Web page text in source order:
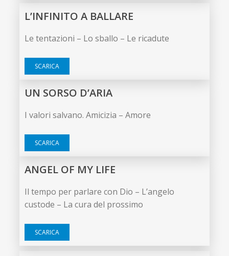
L’INFINITO A BALLARE
Le tentazioni – Lo sballo – Le ricadute
SCARICA
UN SORSO D’ARIA
I valori salvano. Amicizia – Amore
SCARICA
ANGEL OF MY LIFE
Il tempo per parlare con Dio – L’angelo
custode – La cura del prossimo
SCARICA